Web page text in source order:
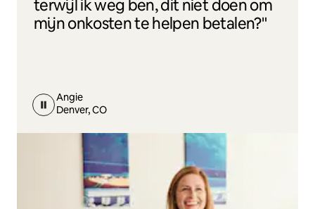
terwijl ik weg ben, dit niet doen om
mijn onkosten te helpen betalen?"
Angie
Denver, CO